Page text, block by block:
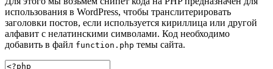
использования в WordPress, чтобы транслитерировать
заголовки постов, если используется кириллица или другой
алфавит с нелатинскими символами. Код необходимо
добавить в файл function.php темы сайта.